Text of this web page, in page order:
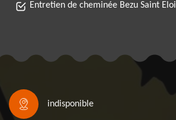
Entretien de cheminée Bezu Saint Eloi
indisponible